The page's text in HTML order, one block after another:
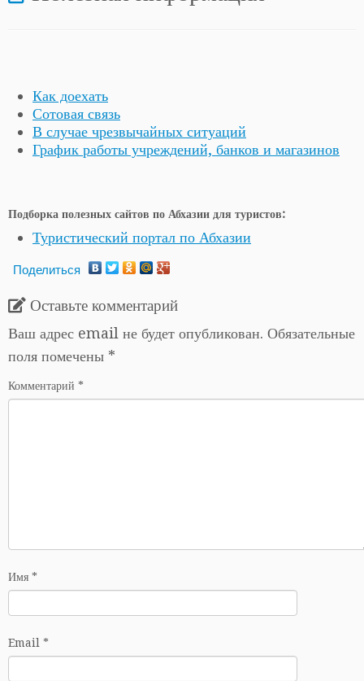
Как доехать
Сотовая связь
В случае чрезвычайных ситуаций
График работы учреждений, банков и магазинов
Подборка полезных сайтов по Абхазии для туристов:
Туристический портал по Абхазии
Поделиться
Оставьте комментарий
Ваш адрес email не будет опубликован. Обязательные
поля помечены *
Комментарий *
Имя *
Email *